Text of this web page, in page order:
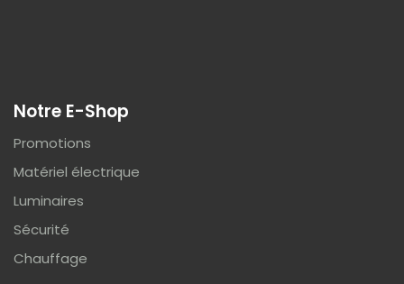
Notre E-Shop
Promotions
Matériel électrique
Luminaires
Sécurité
Chauffage